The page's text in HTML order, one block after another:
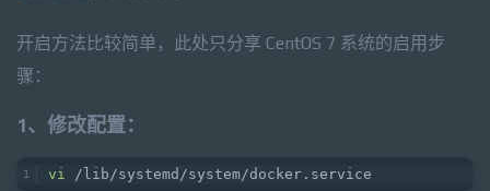
开启方法比较简单，此处只分享 CentOS 7 系统的启用步
骤：
1、修改配置：
vi /lib/systemd/system/docker.service